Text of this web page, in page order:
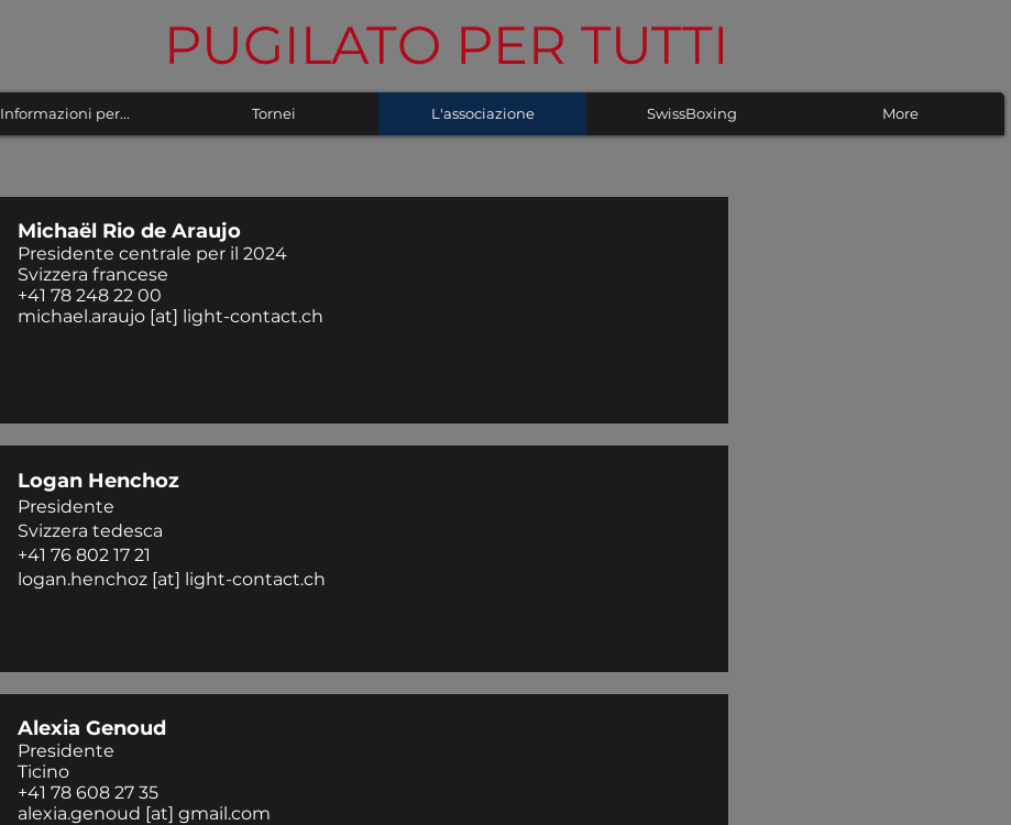
PUGILATO PER TUTTI
Informazioni per... Tornei L'associazione SwissBoxing More
Michaël Rio de Araujo
Presidente centrale per il 2024
Svizzera francese
+41 78 248 22 00
michael.araujo [at] light-contact.ch
Logan Henchoz
Presidente
Svizzera tedesca
+41 76 802 17 21
logan.henchoz [at] light-contact.ch
Alexia Genoud
Presidente
Ticino
+41 78 608 27 35
alexia.genoud [at] gmail.com